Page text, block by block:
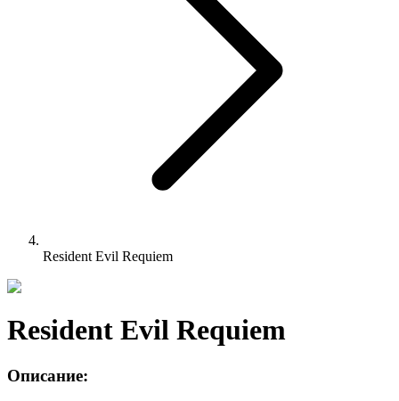
Resident Evil Requiem
Resident Evil Requiem
Описание: